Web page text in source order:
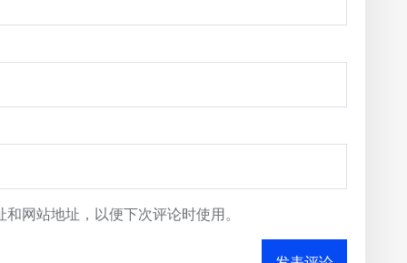
网站地址，以便下次评论时使用。